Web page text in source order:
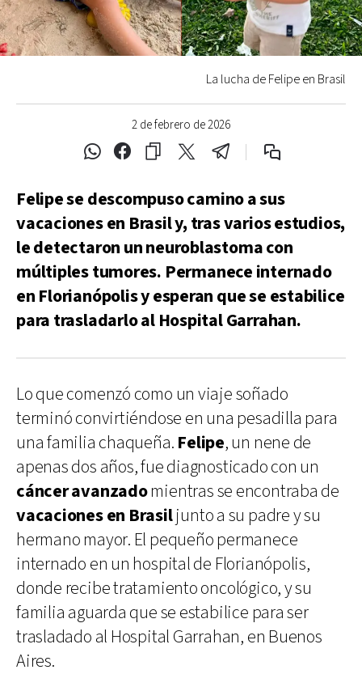
2 de febrero de 2026
La lucha de Felipe en Brasil
Felipe se descompuso camino a sus
vacaciones en Brasil y, tras varios estudios,
le detectaron un neuroblastoma con
múltiples tumores. Permanece internado
en Florianópolis y esperan que se estabilice
para trasladarlo al Hospital Garrahan.
Lo que comenzó como un viaje soñado
terminó convirtiéndose en una pesadilla para
una familia chaqueña. Felipe, un nene de
apenas dos años, fue diagnosticado con un
cáncer avanzadomientras se encontraba de
vacaciones en Brasiljunto a su padre y su
hermano mayor. El pequeño permanece
internado en un hospital de Florianópolis,
donde recibe tratamiento oncológico, y su
familia aguarda que se estabilice para ser
trasladado al Hospital Garrahan, en Buenos
Aires.